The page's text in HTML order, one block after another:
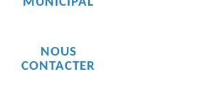
NOUS
CONTACTER